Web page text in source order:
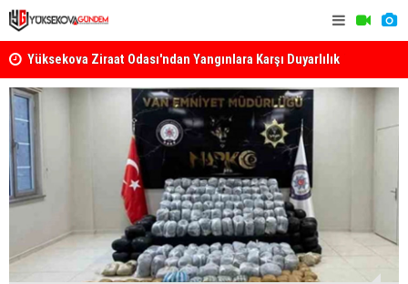
Yüksekova Ziraat Odası'ndan Yangınlara Karşı Duyarlılık
Çağrısı